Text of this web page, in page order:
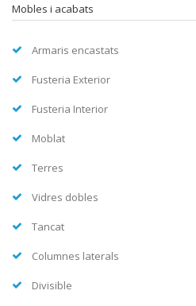
Mobles i acabats
Armaris encastats
Fusteria Exterior
Fusteria Interior
Moblat
Terres
Vidres dobles
Tancat
Columnes laterals
Divisible